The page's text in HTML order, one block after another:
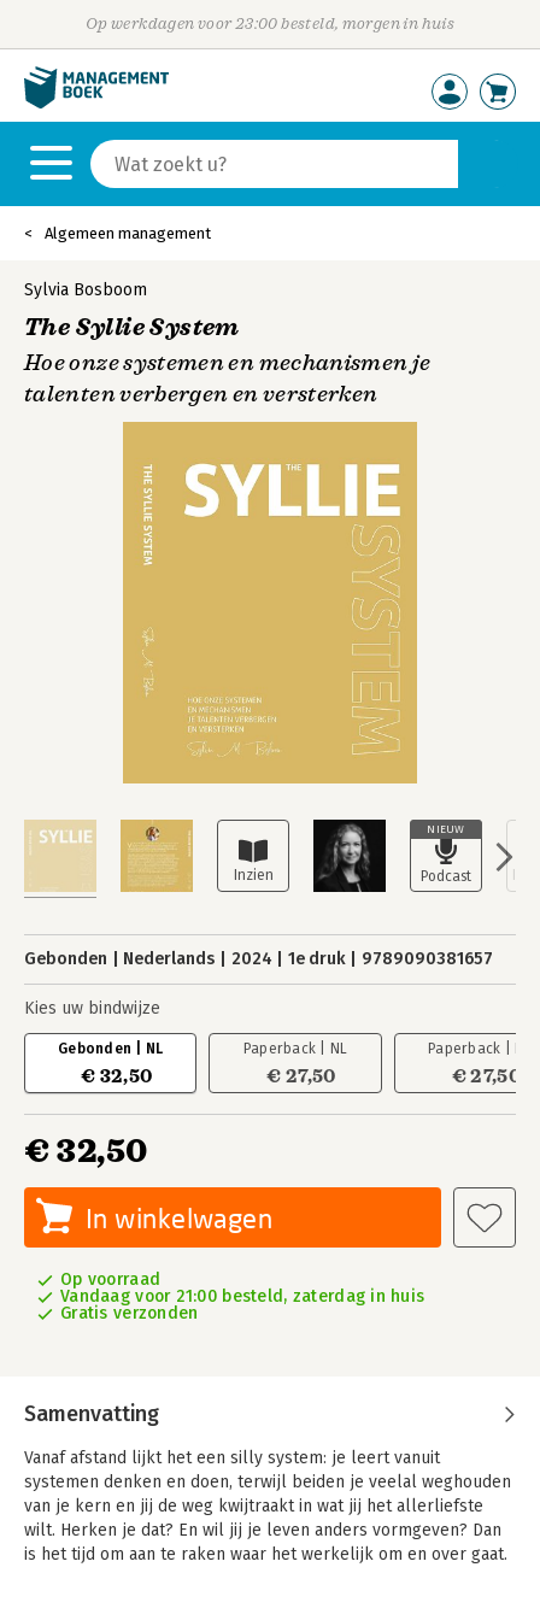
Op werkdagen voor 23:00 besteld, morgen in huis
Algemeen management
NIEUW
Sylvia Bosboom
The Syllie System
Hoe onze systemen en mechanismen je
talenten verbergen en versterken
Gebonden Nederlands 2024 1e druk 9789090381657
Kies uw bindwijze
Gebonden | NL
€ 32,50
Paperback | NL
€ 27,50
Paperback | EN
€ 27,50
€ 32,50
In winkelwagen
Op voorraad
Vandaag voor 21:00 besteld, zaterdag in huis
Gratis verzonden
Samenvatting
Vanaf afstand lijkt het een silly system: je leert vanuit
systemen denken en doen, terwijl beiden je veelal weghouden
van je kern en jij de weg kwijtraakt in wat jij het allerliefste
wilt. Herken je dat? En wil jij je leven anders vormgeven? Dan
is het tijd om aan te raken waar het werkelijk om en over gaat.